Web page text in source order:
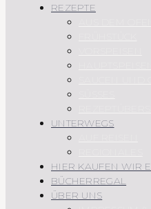
REZEPTE
UNTERWEGS
HIER KAUFEN WIR
BÜCHERREGAL
ÜBER UNS